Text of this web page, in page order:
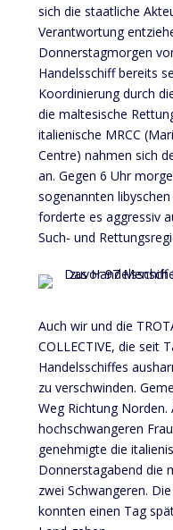
sich die staatliche
Verantwortung
Donnerstagmorgen
Handelsschiff bereits
Koordinierung durch
die maltesische
italienische MRCC
Centre) nahmen sich
an. Gegen 6 Uhr
sogenannten
forderte es aggressiv
Such- und
Auch wir und die
COLLECTIVE, die seit
Handelsschiffes
zu verschwinden.
Weg Richtung
hochschwangeren
genehmigte die
Donnerstagabend die
zwei Schwangeren.
konnten einen Tag